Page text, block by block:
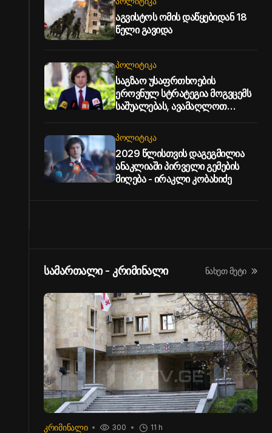
აგვისტოს ომის დაწყებიდან 18
წელი გავიდა
ᲞᲝᲚᲘᲢᲘᲙᲐ
საგზაო უსაფრთხოების
ეროვნულ სტრატეგია მოგვცემს
საშუალებას, ავამაღლოთ
საქართველოს გზებზე -
პრემიერი
ᲞᲝᲚᲘᲢᲘᲙᲐ
2029 წლისთვის დაგეგმილია
ანაკლიაში პირველი გემების
მიღება - ირაკლი კობახიძე
სამართალი - კრიმინალი ნახეთ მეტი
ᲙᲠᲘᲛᲘᲜᲐᲚᲘ 300 11 h